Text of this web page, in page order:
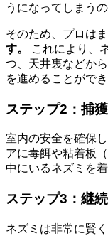
うになってしまうの
そのため、プロは
す。
これにより、
つ、天井裏などか
を進めることがで
ステップ2：捕
室内の安全を確保
アに毒餌や粘着板
中にいるネズミを
ステップ3：継
ネズミは非常に賢